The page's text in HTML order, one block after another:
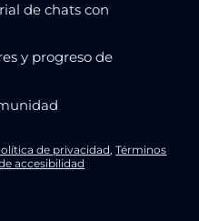
de chats con
y progreso de
de privacidad,Términos
accesibilidad